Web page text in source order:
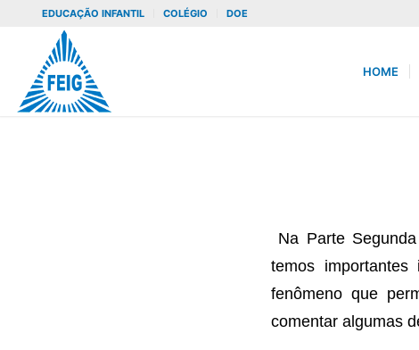
EDUCAÇÃO INFANTIL COLÉGIO DOE
HOME
Na Parte
temos importantes
fenômeno que
comentar algumas